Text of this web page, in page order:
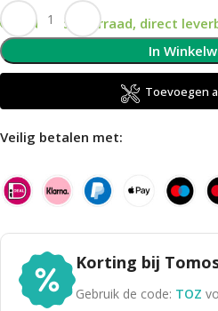
Op voorraad, direct
In
Toevoegen
Veilig betalen met:
Korting bij
Gebruik de code: TOZ